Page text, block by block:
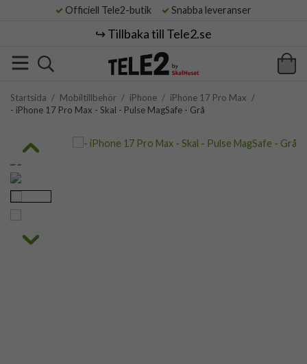
Officiell Tele2-butik Snabba leveranser
↪️ Tillbaka till Tele2.se
Startsida / Mobiltillbehör / iPhone / iPhone 17 Pro Max /
- iPhone 17 Pro Max - Skal - Pulse MagSafe - Grå